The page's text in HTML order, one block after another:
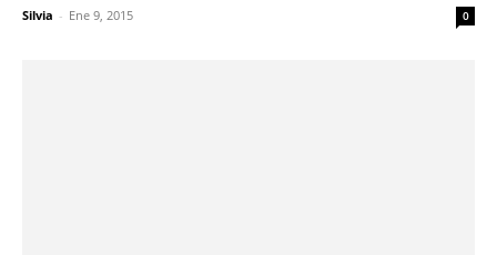
Silvia - Ene 9, 2015 0